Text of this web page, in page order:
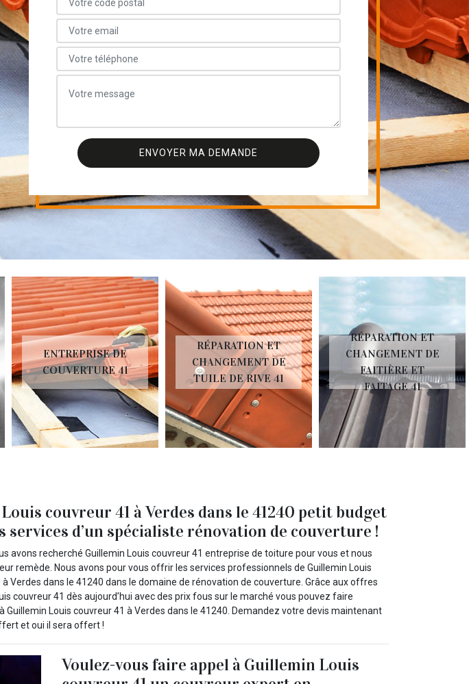
ENTREPRISE DE
COUVERTURE 41
RÉPARATION ET
CHANGEMENT DE
TUILE DE RIVE 41
RÉPARATION ET
CHANGEMENT DE
FAITIÈRE ET
FAITAGE 41
couvreur 41 à Verdes dans le 41240 petit budget
d’un spécialiste rénovation de couverture !
avons recherché Guillemin Louis couvreur 41 entreprise de toiture pour vous et nous
remède. Nous avons pour vous offrir les services professionnels de Guillemin Louis
Verdes dans le 41240 dans le domaine de rénovation de couverture. Grâce aux offres
couvreur 41 dès aujourd’hui avec des prix fous sur le marché vous pouvez faire
Louis couvreur 41 à Verdes dans le 41240. Demandez votre devis maintenant
et oui il sera offert !
Voulez-vous faire appel à Guillemin Louis